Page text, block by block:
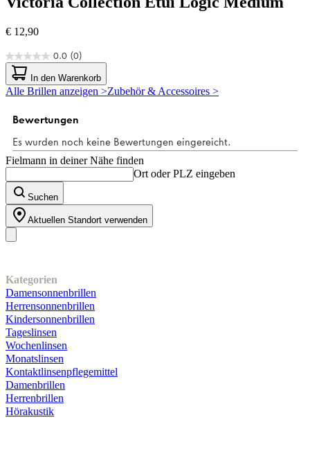
€ 12,90
0.0 (0)
0.0
von
5
Sternen.
In den Warenkorb
Alle Brillen anzeigen >Zubehör & Accessoires >
Fielmann in deiner Nähe finden
Ort oder PLZ eingeben
Suchen
Aktuellen Standort verwenden
Kategorien
Damensonnenbrillen
Herrensonnenbrillen
Kindersonnenbrillen
Tageslinsen
Wochenlinsen
Monatslinsen
Kontaktlinsenpflegemittel
Damenbrillen
Herrenbrillen
Hörakustik